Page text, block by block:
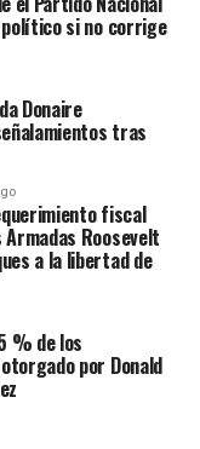
si no corrige
Donaire
tras
fiscal
Roosevelt
a la libertad de
% de los
por Donald